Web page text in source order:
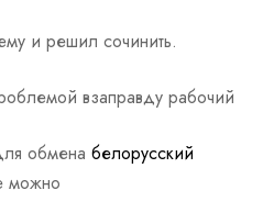
и решил сочинить.
взаправду рабочий
обмена белорусский
можно